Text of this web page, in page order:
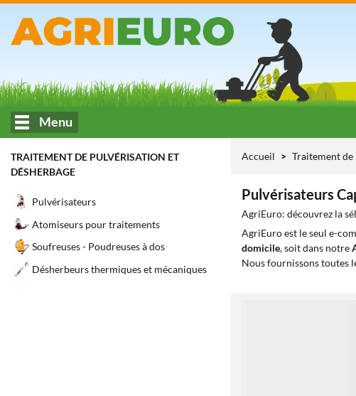
Menu
TRAITEMENT DE PULVÉRISATION ET
DÉSHERBAGE
Pulvérisateurs
Atomiseurs pour traitements
Soufreuses - Poudreuses à dos
Désherbeurs thermiques et mécaniques
Accueil Traitement
Pulvérisateurs
AgriEuro: découvrez la
AgriEuro est le seul e-
domicile, soit dans notre
Nous fournissons toutes